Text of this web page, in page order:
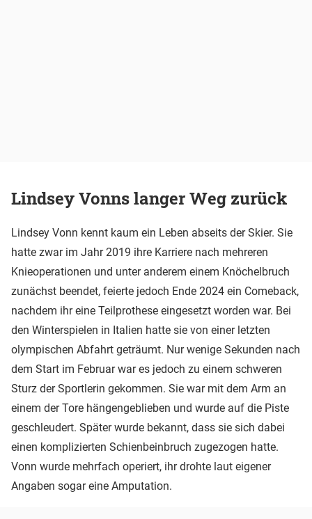
Lindsey Vonns langer Weg zurück
Lindsey Vonn kennt kaum ein Leben abseits der Skier. Sie
hatte zwar im Jahr 2019 ihre Karriere nach mehreren
Knieoperationen und unter anderem einem Knöchelbruch
zunächst beendet, feierte jedoch Ende 2024 ein Comeback,
nachdem ihr eine Teilprothese eingesetzt worden war. Bei
den Winterspielen in Italien hatte sie von einer letzten
olympischen Abfahrt geträumt. Nur wenige Sekunden nach
dem Start im Februar war es jedoch zu einem schweren
Sturz der Sportlerin gekommen. Sie war mit dem Arm an
einem der Tore hängengeblieben und wurde auf die Piste
geschleudert. Später wurde bekannt, dass sie sich dabei
einen komplizierten Schienbeinbruch zugezogen hatte.
Vonn wurde mehrfach operiert, ihr drohte laut eigener
Angaben sogar eine Amputation.